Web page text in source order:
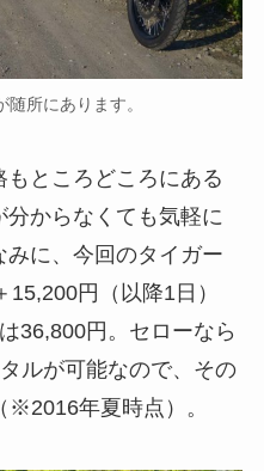
所にあります。
ところどころにある
からなくても気軽に
に、今回のタイガー
円（以降1日）
36,800円。セローなら
ルが可能なので、その
※2016年夏時点）。